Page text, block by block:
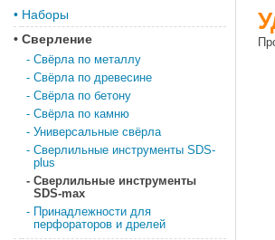
• Наборы
• Сверление
- Свёрла по металлу
- Свёрла по древесине
- Свёрла по бетону
- Свёрла по камню
- Универсальные свёрла
- Сверлильные инструменты SDS-
plus
- Сверлильные инструменты
SDS-max
- Принадлежности для
перфораторов и дрелей